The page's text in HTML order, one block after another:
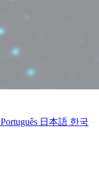
Português 日本語 한국